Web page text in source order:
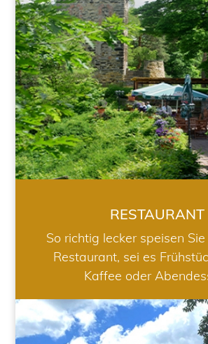
RESTAURANT
So richtig lecker speisen
Restaurant, sei es
Kaffee oder